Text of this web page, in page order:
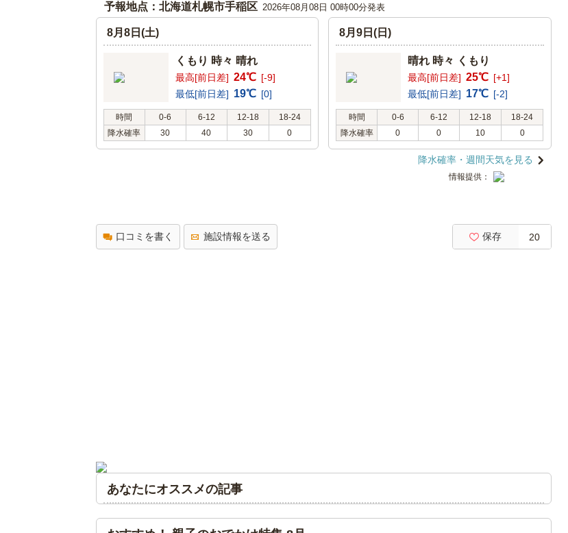
予報地点：北海道札幌市手稲区 2026年08月08日 00時00分発表
8月8日(土)
くもり 時々 晴れ
最高[前日差] 24℃ [-9]
最低[前日差] 19℃ [0]
時間 0-6 6-12 12-18
18-24
降水確率
30 40 30 0
8月9日(日)
晴れ 時々 くもり
最高[前日差] 25℃ [+1]
最低[前日差] 17℃ [-2]
時間 0-6 6-12 12-18
18-24
降水確率
0 0 10 0
降水確率・週間天気を見る
情報提供：
口コミを書く 施設情報を送る 保存 20
あなたにオススメの記事